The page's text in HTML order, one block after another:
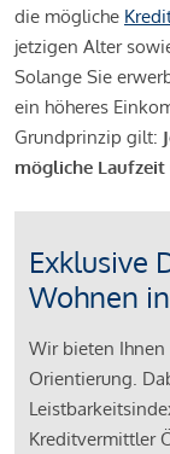
die mögliche
jetzigen Alter
Solange Sie
ein höheres
Grundprinzip gilt:
mögliche
Exklusive
Wohnen
Wir bieten Ihnen
Orientierung.
Kreditvermittler